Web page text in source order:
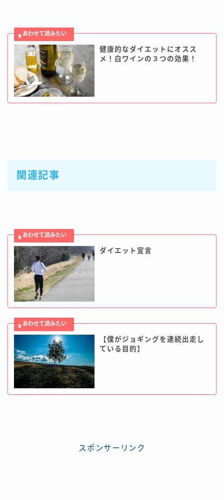
健康的なダイエットにオスス
メ！白ワインの３つの効果！
関連記事
ダイエット宣言
【僕がジョギングを連続出走し
ている目的】
スポンサーリンク